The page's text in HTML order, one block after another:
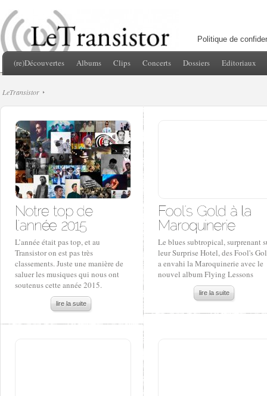
Politique de
(re)Découvertes Albums Clips Concerts Dossiers Editoriaux
LeTransistor
L’année était pas top, et au
Transistor on est pas très
classements. Juste une manière de
saluer les musiques qui nous ont
soutenus cette année 2015.
lire la suite
Le blues subtropical, surprenant
leur Surprise Hotel, des Fool's
a envahi la Maroquinerie avec le
nouvel album Flying Lessons
lire la suite